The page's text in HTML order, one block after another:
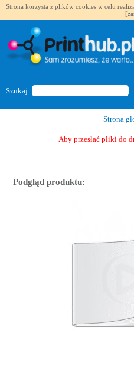
Strona korzysta z plików cookies w celu
Szukaj:
Strona
Aby przesłać pliki do
Podgląd produktu: